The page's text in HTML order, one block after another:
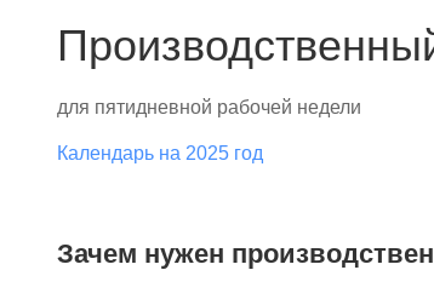
для пятидневной рабочей недели
Календарь на 2025 год
Зачем нужен